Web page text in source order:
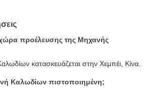
χώρα προέλευσης της Μηχανής
κατασκευάζεται στην Χεμπέι, Κίνα.
Καλωδίων πιστοποιημένη;